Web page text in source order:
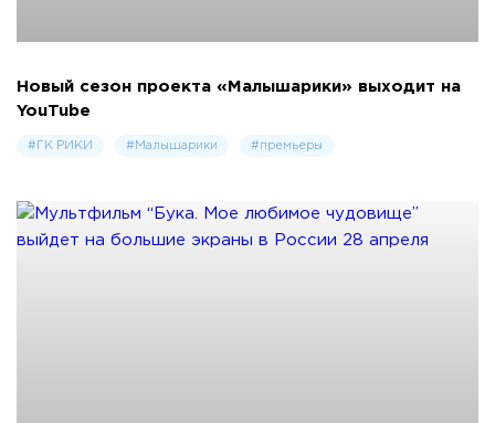
Новый сезон проекта «Малышарики» выходит на
YouTube
#ГК РИКИ #Малышарики #премьеры